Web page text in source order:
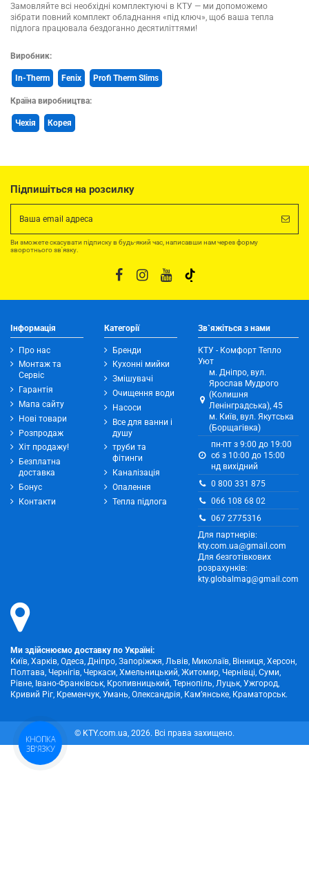
Замовляйте всі необхідні комплектуючі в КТУ — ми допоможемо
зібрати повний комплект обладнання «під ключ», щоб ваша тепла
підлога працювала бездоганно десятиліттями!
Виробник:
In-Therm Fenix Profi Therm Slims
Країна виробництва:
Чехія Корея
Підпишіться на розсилку
Ви зможете скасувати підписку в будь-який час, написавши нам через форму
зворотнього зв'язку.
Інформація
Про нас
Монтаж та
Сервіс
Гарантія
Мапа сайту
Нові товари
Розпродаж
Хіт продажу!
Безплатна
доставка
Бонус
Контакти
Категорії
Бренди
Кухонні мийки
Змішувачі
Очищення води
Насоси
Все для ванни і
душу
труби та
фітинги
Каналізація
Опалення
Тепла підлога
Зв`яжіться з нами
КТУ - Комфорт Тепло
Уют
м. Дніпро, вул.
Ярослав Мудрого
(Колишня
Ленінградська), 45
м. Київ, вул. Якутська
(Борщагівка)
пн-пт з 9:00 до 19:00
сб з 10:00 до 15:00
нд вихідний
0 800 331 875
066 108 68 02
067 2775316
Для партнерів:
kty.com.ua@gmail.com
Для безготівкових
розрахунків:
kty.globalmag@gmail.com
Ми здійснюємо доставку по Україні:
Київ, Харків, Одеса, Дніпро, Запоріжжя, Львів, Миколаїв, Вінниця, Херсон,
Полтава, Чернігів, Черкаси, Хмельницький, Житомир, Чернівці, Суми,
Рівне, Івано-Франківськ, Кропивницький, Тернопіль, Луцьк, Ужгород,
Кривий Ріг, Кременчук, Умань, Олександрія, Кам’янське, Краматорськ.
© KTY.com.ua, 2026. Всі права захищено.
КНОПКА
ЗВ'ЯЗКУ